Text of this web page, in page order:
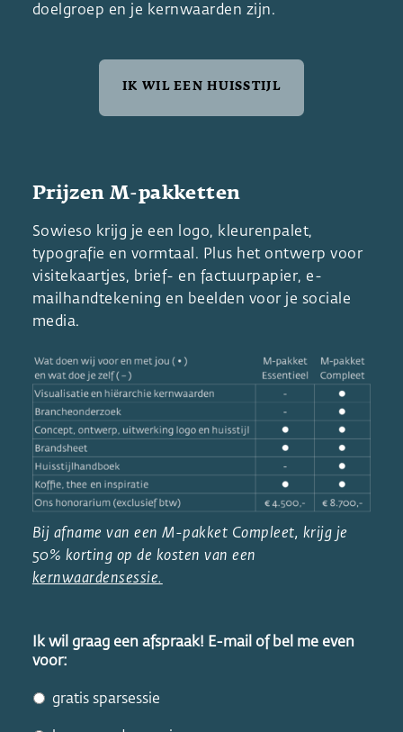
doelgroep en je kernwaarden zijn.
IK WIL EEN HUISSTIJL
Prijzen M-pakketten
Sowieso krijg je een logo, kleurenpalet,
typografie en vormtaal. Plus het ontwerp voor
visitekaartjes, brief- en factuurpapier, e-
mailhandtekening en beelden voor je sociale
media.
Bij afname van een M-pakket Compleet, krijg je
50% korting op de kosten van een
kernwaardensessie.
Ik wil graag een afspraak! E-mail of bel me even
voor:
gratis sparsessie